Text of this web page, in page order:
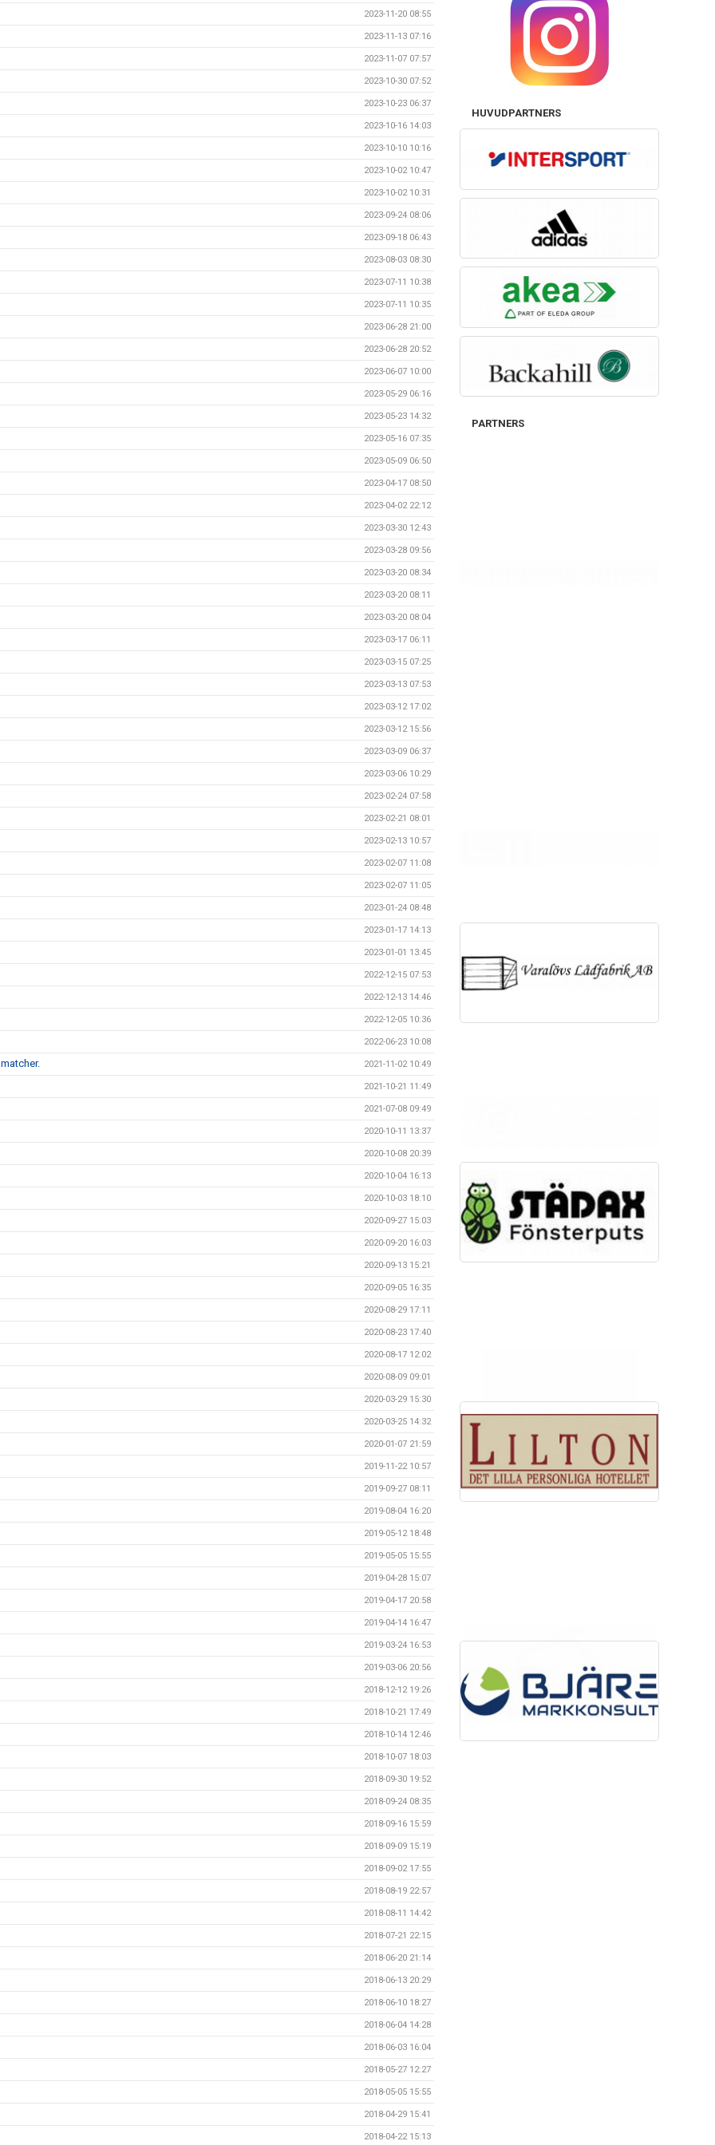
2023-11-20 08:55
2023-11-13 07:16
2023-11-07 07:57
2023-10-30 07:52
2023-10-23 06:37
2023-10-16 14:03
2023-10-10 10:16
2023-10-02 10:47
2023-10-02 10:31
2023-09-24 08:06
2023-09-18 06:43
2023-08-03 08:30
2023-07-11 10:38
2023-07-11 10:35
2023-06-28 21:00
2023-06-28 20:52
2023-06-07 10:00
2023-05-29 06:16
2023-05-23 14:32
2023-05-16 07:35
2023-05-09 06:50
2023-04-17 08:50
2023-04-02 22:12
2023-03-30 12:43
2023-03-28 09:56
2023-03-20 08:34
2023-03-20 08:11
2023-03-20 08:04
2023-03-17 06:11
2023-03-15 07:25
2023-03-13 07:53
2023-03-12 17:02
2023-03-12 15:56
2023-03-09 06:37
2023-03-06 10:29
2023-02-24 07:58
2023-02-21 08:01
2023-02-13 10:57
2023-02-07 11:08
2023-02-07 11:05
2023-01-24 08:48
2023-01-17 14:13
2023-01-01 13:45
2022-12-15 07:53
2022-12-13 14:46
2022-12-05 10:36
2022-06-23 10:08
2021-11-02 10:49
2021-10-21 11:49
2021-07-08 09:49
2020-10-11 13:37
2020-10-08 20:39
2020-10-04 16:13
2020-10-03 18:10
2020-09-27 15:03
2020-09-20 16:03
2020-09-13 15:21
2020-09-05 16:35
2020-08-29 17:11
2020-08-23 17:40
2020-08-17 12:02
2020-08-09 09:01
2020-03-29 15:30
2020-03-25 14:32
2020-01-07 21:59
2019-11-22 10:57
2019-09-27 08:11
2019-08-04 16:20
2019-05-12 18:48
2019-05-05 15:55
2019-04-28 15:07
2019-04-17 20:58
2019-04-14 16:47
2019-03-24 16:53
2019-03-06 20:56
2018-12-12 19:26
2018-10-21 17:49
2018-10-14 12:46
2018-10-07 18:03
2018-09-30 19:52
2018-09-24 08:35
2018-09-16 15:59
2018-09-09 15:19
2018-09-02 17:55
2018-08-19 22:57
2018-08-11 14:42
2018-07-21 22:15
2018-06-20 21:14
2018-06-13 20:29
2018-06-10 18:27
2018-06-04 14:28
2018-06-03 16:04
2018-05-27 12:27
2018-05-05 15:55
2018-04-29 15:41
2018-04-22 15:13
HUVUDPARTNERS
PARTNERS